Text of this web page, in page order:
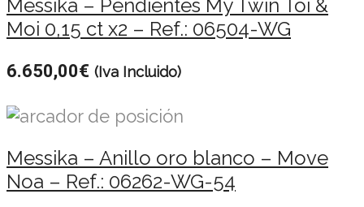
Messika – Pendientes My Twin Toi &
Moi 0,15 ct x2 – Ref.: 06504-WG
6.650,00€ (Iva Incluido)
Messika – Anillo oro blanco – Move
Noa – Ref.: 06262-WG-54